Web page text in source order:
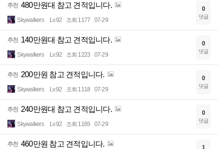
추천 480만원대 참고 견적입니다.
Skywalkers Lv.92 조회 1177 07-29
0
댓글
추천 140만원대 참고 견적입니다.
Skywalkers Lv.92 조회 1223 07-29
0
댓글
추천 200만원 참고 견적입니다.
Skywalkers Lv.92 조회 1118 07-29
0
댓글
추천 240만원대 참고 견적입니다.
Skywalkers Lv.92 조회 1165 07-29
0
댓글
추천 460만원 참고 견적입니다. 1